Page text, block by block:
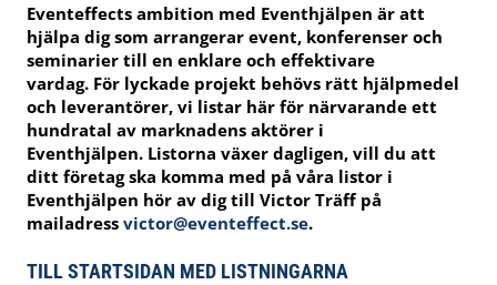
Eventeffects ambition med Eventhjälpen är att
hjälpa dig som arrangerar event, konferenser och
seminarier till en enklare och effektivare
vardag. För lyckade projekt behövs rätt hjälpmedel
och leverantörer, vi listar här för närvarande ett
hundratal av marknadens aktörer i
Eventhjälpen. Listorna växer dagligen, vill du att
ditt företag ska komma med på våra listor i
Eventhjälpen hör av dig till Victor Träff på
mailadress victor@eventeffect.se.
TILL STARTSIDAN MED LISTNINGARNA